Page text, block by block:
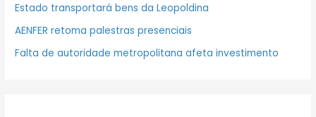
Estado transportará bens da Leopoldina
AENFER retoma palestras presenciais
Falta de autoridade metropolitana afeta investimento